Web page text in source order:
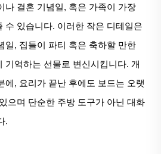
나 결혼 기념일, 혹은 가족이 가장
수 있습니다. 이러한 작은 디테일은
일, 집들이 파티 혹은 축하할 만한
기억하는 선물로 변신시킵니다. 개
에, 요리가 끝난 후에도 보드는 오랫
으며 단순한 주방 도구가 아닌 대화
.